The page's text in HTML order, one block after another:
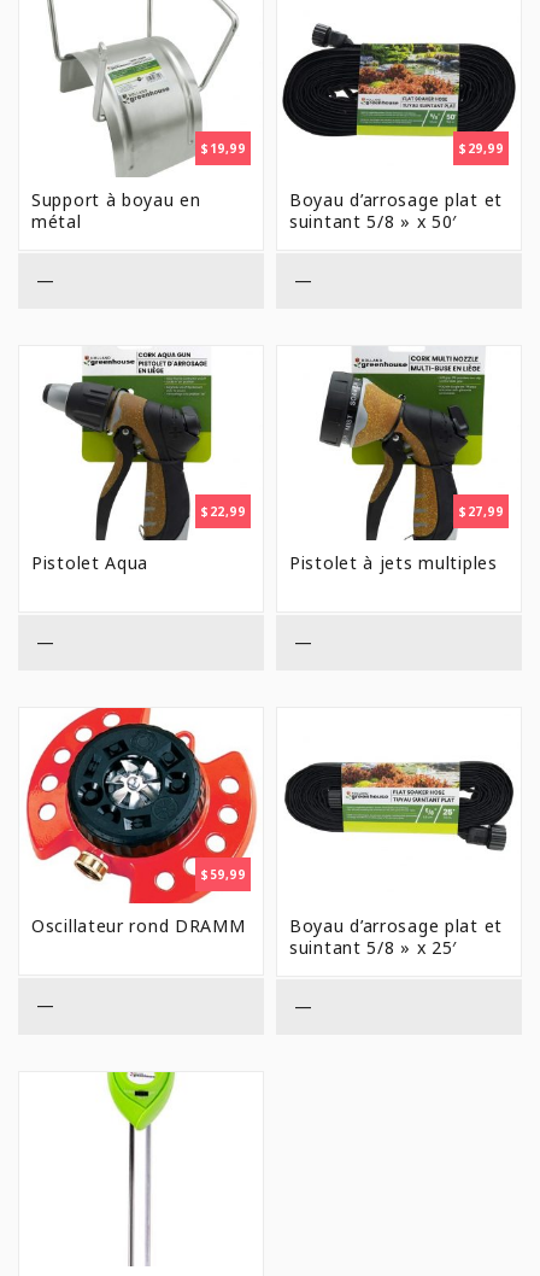
AGRICULTURE URBAINE
JARDINAGE
POTAGER
Analyse de sol
Campagne de financement
Poules
$ 19,99
Support à boyau en
métal
—
$ 29,99
Boyau d’arrosage plat et
suintant 5/8 » x 50′
—
$ 22,99
Pistolet Aqua
—
$ 27,99
Pistolet à jets multiples
—
$ 59,99
Oscillateur rond DRAMM
—
Boyau d’arrosage plat et
suintant 5/8 » x 25′
—